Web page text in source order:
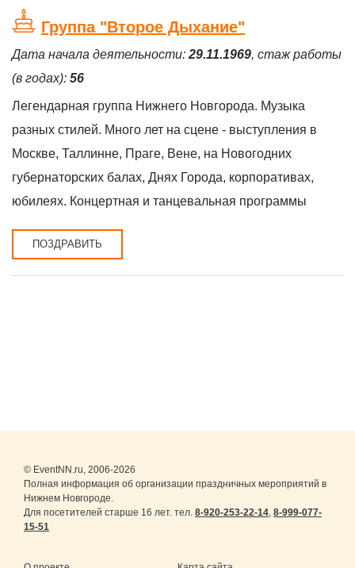
Группа "Второе Дыхание"
Дата начала деятельности: 29.11.1969, стаж работы
(в годах): 56
Легендарная группа Нижнего Новгорода. Музыка
разных стилей. Много лет на сцене - выступления в
Москве, Таллинне, Праге, Вене, на Новогодних
губернаторских балах, Днях Города, корпоративах,
юбилеях. Концертная и танцевальная программы
ПОЗДРАВИТЬ
© EventNN.ru, 2006-2026
Полная информация об организации праздничных мероприятий в
Нижнем Новгороде.
Для посетителей старше 16 лет. тел. 8-920-253-22-14, 8-999-077-
15-51